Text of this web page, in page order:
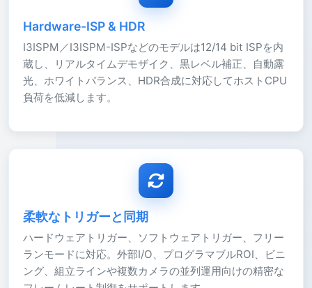
Hardware-ISP & HDR
I3ISPM／I3ISPM-ISPなどのモデルは12/14 bit ISPを内
蔵し、リアルタイムデモザイク、黒レベル補正、自動露
光、ホワイトバランス、HDR合成に対応してホストCPU
負荷を低減します。
柔軟なトリガーと同期
ハードウェアトリガー、ソフトウェアトリガー、フリー
ランモードに対応。外部I/O、プログラマブルROI、ビニ
ング、組立ラインや複数カメラの並列運用向けの精密な